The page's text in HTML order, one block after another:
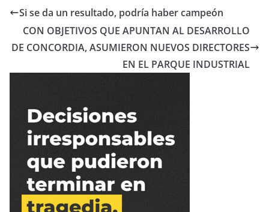
Si se da un resultado, podría haber campeón
CON OBJETIVOS QUE APUNTAN AL DESARROLLO
DE CONCORDIA, ASUMIERON NUEVOS DIRECTORES
EN EL PARQUE INDUSTRIAL